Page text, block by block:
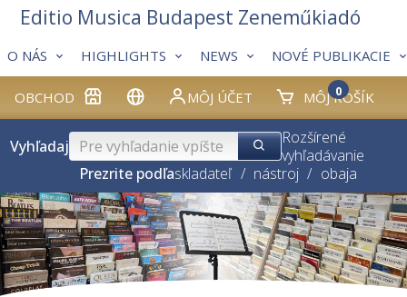
OBCHOD MÔJ ÚČET MÔJ KOŠÍK
0
O NÁS HIGHLIGHTS NEWS NOVÉ PUBLIKACIE
Editio Musica Budapest Zeneműkiadó
Vyhľadaj
Rozšírené
vyhľadávanie
Prezrite podľaskladateľ / nástroj / obaja